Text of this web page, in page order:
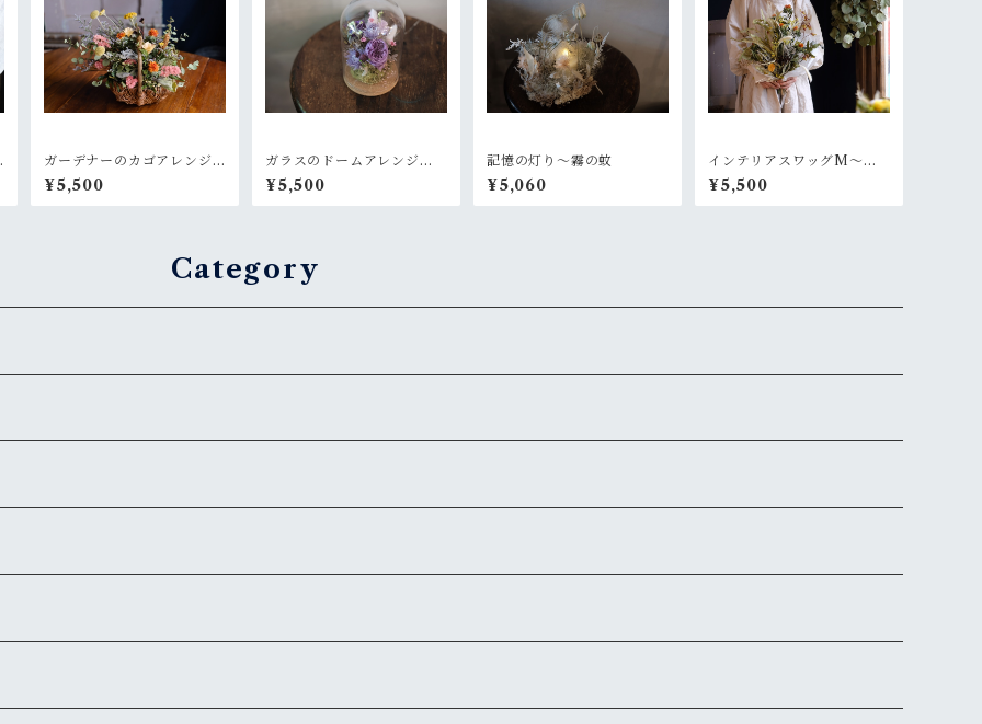
ガーデナーのカゴアレンジ
M~オレンジ黄色【オーダー
後制作】
¥5,500
ガラスのドームアレンジM-
ラベンダー+ピリッとピンク
¥5,500
記憶の灯り〜霧の蚊
¥5,060
インテリアスワッグM〜
【お好きなお色でオーダー
制作依頼】
¥5,500
Category